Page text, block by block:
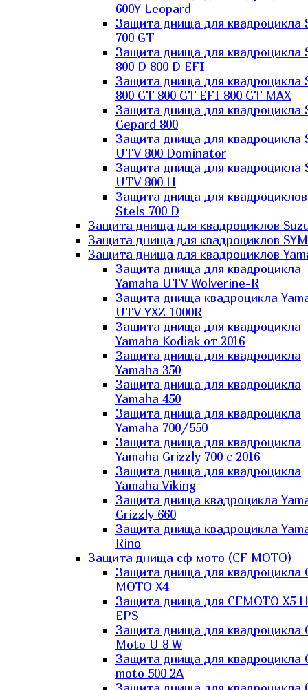
600Y Leopard
Защита днища для квадроцикла
700 GT
Защита днища для квадроцикла
800 D 800 D EFI
Защита днища для квадроцикла
800 GT 800 GT EFI 800 GT MAX
Защита днища для квадроцикла
Gepard 800
Защита днища для квадроцикла
UTV 800 Dominator
Защита днища для квадроцикла
UTV 800 H
Защита днища для квадроциклов
Stels 700 D
Защита днища для квадроциклов
Защита днища для квадроциклов SYM
Защита днища для квадроциклов
Защита днища для квадроцикла
Yamaha UTV Wolverine-R
Защита днища квадроцикла
UTV YXZ 1000R
Зашита днища для квадроцикла
Yamaha Kodiak от 2016
Защита днища для квадроцикла
Yamaha 350
Защита днища для квадроцикла
Yamaha 450
Защита днища для квадроцикла
Yamaha 700/550
Защита днища для квадроцикла
Yamaha Grizzly 700 с 2016
Защита днища для квадроцикла
Yamaha Viking
Защита днища квадроцикла
Grizzly 660
Защита днища квадроцикла
Rino
Защита днища сф мото (CF MOTO)
Защита днища для квадроцикла
MOTO X4
Защита днища для CFMOTO X5
EPS
Защита днища для квадроцикла
Moto U 8 W
Защита днища для квадроцикла
moto 500 2A